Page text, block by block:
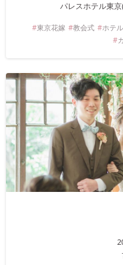
パレスホテル東京
東京花嫁 教会式 ホテ